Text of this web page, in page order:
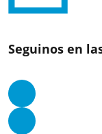
Seguinos en